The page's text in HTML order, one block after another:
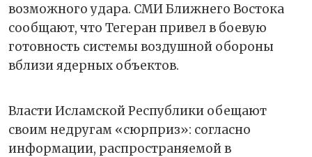
возможного удара. СМИ Ближнего Востока
сообщают, что Тегеран привел в боевую
готовность системы воздушной обороны
вблизи ядерных объектов.
Власти Исламской Республики обещают
своим недругам «сюрприз»: согласно
информации, распространяемой в